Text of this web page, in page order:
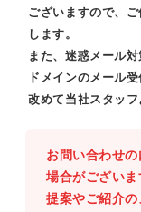
ございますので、
します。
また、迷惑メール
ドメインのメール
改めて当社スタッフ
お問い合わせ
場合がございま
提案やご紹介